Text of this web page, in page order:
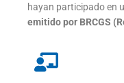
hayan participado en
emitido por BRCGS